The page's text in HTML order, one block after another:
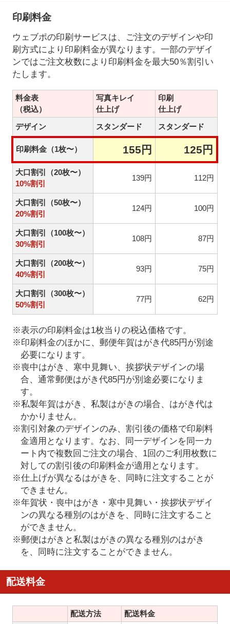
印刷料金
ウェブポの印刷サービスは、ご注文のデザインや印
刷方式により印刷料金が異なります。一部のデザイ
ンではご注文枚数により印刷料金を最大50％割引い
たします。
料金表
（税込）
写真キレイ
仕上げ
印刷
仕上げ
デザイン
スタンダード スタンダード
印刷料金（1枚〜） 155円 125円
大口割引（20枚〜）
10%割引
139円 112円
大口割引（50枚〜）
20%割引
124円 100円
大口割引（100枚〜）
30%割引
108円 87円
大口割引（200枚〜）
40%割引
93円 75円
大口割引（300枚〜）
50%割引
77円 62円
※表示の印刷料金は1枚当りの税込価格です。
※印刷料金のほかに、郵便年賀はがき代85円が別途
必要になります。
※喪中はがき、寒中見舞い、挨拶状デザインの場
合、通常郵便はがき代85円が別途必要になりま
す。
※私製年賀はがき、私製はがきの場合、はがき代は
かかりません。
※割引対象のデザインのみ、割引後の価格で印刷料
金適用となります。なお、同一デザインを同一カ
ート内で複数回ご注文の場合、1回のご利用枚数に
対しての割引後の印刷料金が適用となります。
※仕上げが異なるはがきを、同時に注文することが
できません。
※年賀状・喪中はがき・寒中見舞い・挨拶状デザイ
ンの異なる種別のはがきを、同時に注文すること
ができません。
※郵便はがきと私製はがきの異なる種別のはがき
を、同時に注文することができません。
配送料金
配送方法 配送料金